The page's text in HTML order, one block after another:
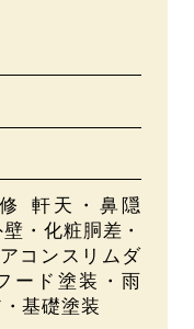
軒天・鼻隠
・化粧胴差・
コンスリムダ
ード塗装・雨
基礎塗装